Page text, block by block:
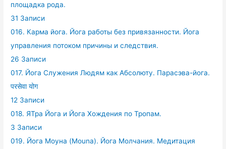
площадка рода.
31 Записи
016. Карма йога. Йога работы без привязанности. Йога
управления потоком причины и следствия.
26 Записи
017. Йога Служения Людям как Абсолюту. Парасэва-йога.
परसेवा योग
12 Записи
018. ЯТра Йога и Йога Хождения по Тропам.
3 Записи
019. Йога Моуна (Mouna). Йога Молчания. Медитация